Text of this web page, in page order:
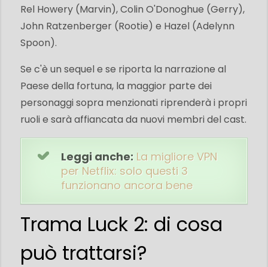
Rel Howery (Marvin), Colin O'Donoghue (Gerry),
John Ratzenberger (Rootie) e Hazel (Adelynn
Spoon).
Se c'è un sequel e se riporta la narrazione al
Paese della fortuna, la maggior parte dei
personaggi sopra menzionati riprenderà i propri
ruoli e sarà affiancata da nuovi membri del cast.
Leggi anche: La migliore VPN
per Netflix: solo questi 3
funzionano ancora bene
Trama Luck 2: di cosa
può trattarsi?